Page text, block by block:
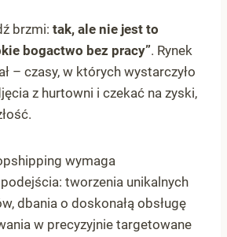
brzmi: tak, ale nie jest to
bogactwo bez pracy”. Rynek
– czasy, w których wystarczyło
z hurtowni i czekać na zyski,
wymaga
tworzenia unikalnych
dbania o doskonałą obsługę
w precyzyjnie targetowane